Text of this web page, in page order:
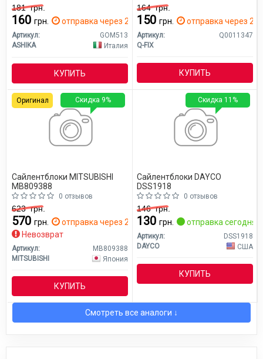
181грн.
160 грн. отправка через 2 дн.
Артикул:
GOM513
ASHIKA
Италия
КУПИТЬ
164грн.
150 грн. отправка через 2
Артикул:
Q0011347
Q-FIX
КУПИТЬ
Сайлентблоки MITSUBISHI
MB809388
0 отзывов
623грн.
570 грн.
отправка через 2 дн.
Невозврат
Артикул:
MB809388
MITSUBISHI
Япония
КУПИТЬ
Скидка 9%
Оригинал
Сайлентблоки DAYCO
DSS1918
0 отзывов
146грн.
130 грн. отправка сегодня
Артикул:
DSS1918
DAYCO
США
КУПИТЬ
Скидка 11%
Смотреть все аналоги ↓